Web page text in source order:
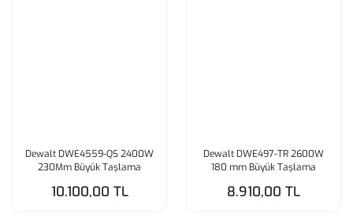
Dewalt DWE4559-QS 2400W
230Mm Büyük Taşlama
10.100,00 TL
Dewalt DWE497-TR 2600W
180 mm Büyük Taşlama
8.910,00 TL